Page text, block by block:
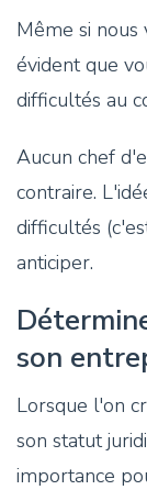
Même si nous
évident que
difficultés au
Aucun chef
contraire.
difficultés
anticiper.
son
Lorsque l'on
son statut
importance